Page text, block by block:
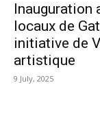
Inauguration
locaux de
initiative de
artistique
9 July, 2025